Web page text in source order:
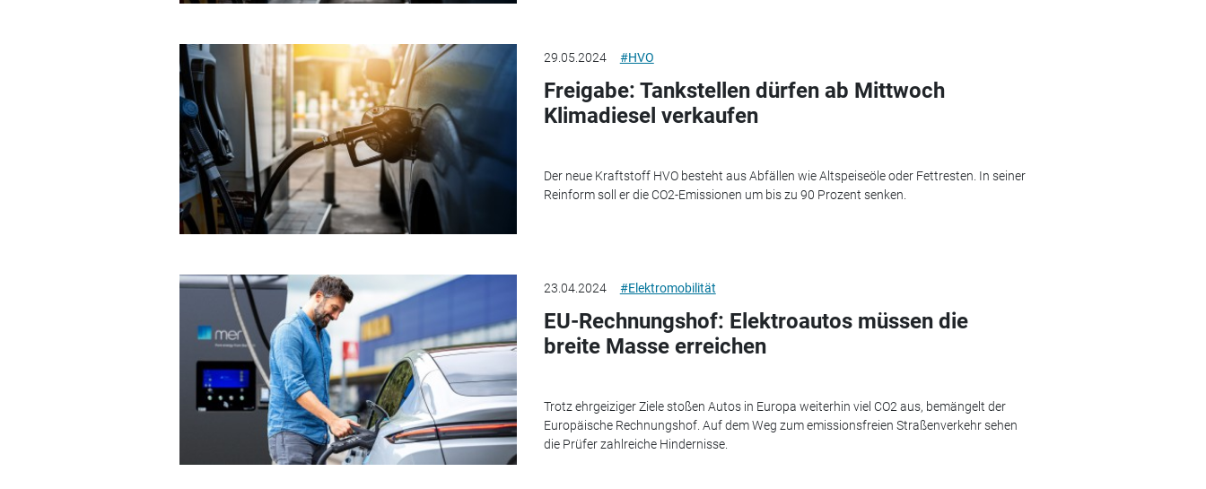
29.05.2024 #HVO
Freigabe: Tankstellen dürfen ab Mittwoch
Klimadiesel verkaufen
Der neue Kraftstoff HVO besteht aus Abfällen wie Altspeiseöle oder Fettresten. In seiner
Reinform soll er die CO2-Emissionen um bis zu 90 Prozent senken.
23.04.2024 #Elektromobilität
EU-Rechnungshof: Elektroautos müssen die
breite Masse erreichen
Trotz ehrgeiziger Ziele stoßen Autos in Europa weiterhin viel CO2 aus, bemängelt der
Europäische Rechnungshof. Auf dem Weg zum emissionsfreien Straßenverkehr sehen
die Prüfer zahlreiche Hindernisse.